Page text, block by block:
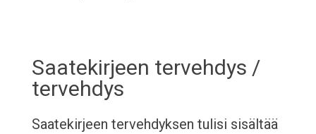
Saatekirjeen tervehdys /
tervehdys
Saatekirjeen tervehdyksen tulisi sisältää